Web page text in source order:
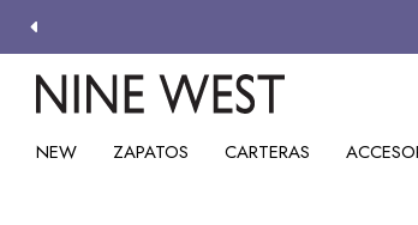
NEW ZAPATOS CARTERAS